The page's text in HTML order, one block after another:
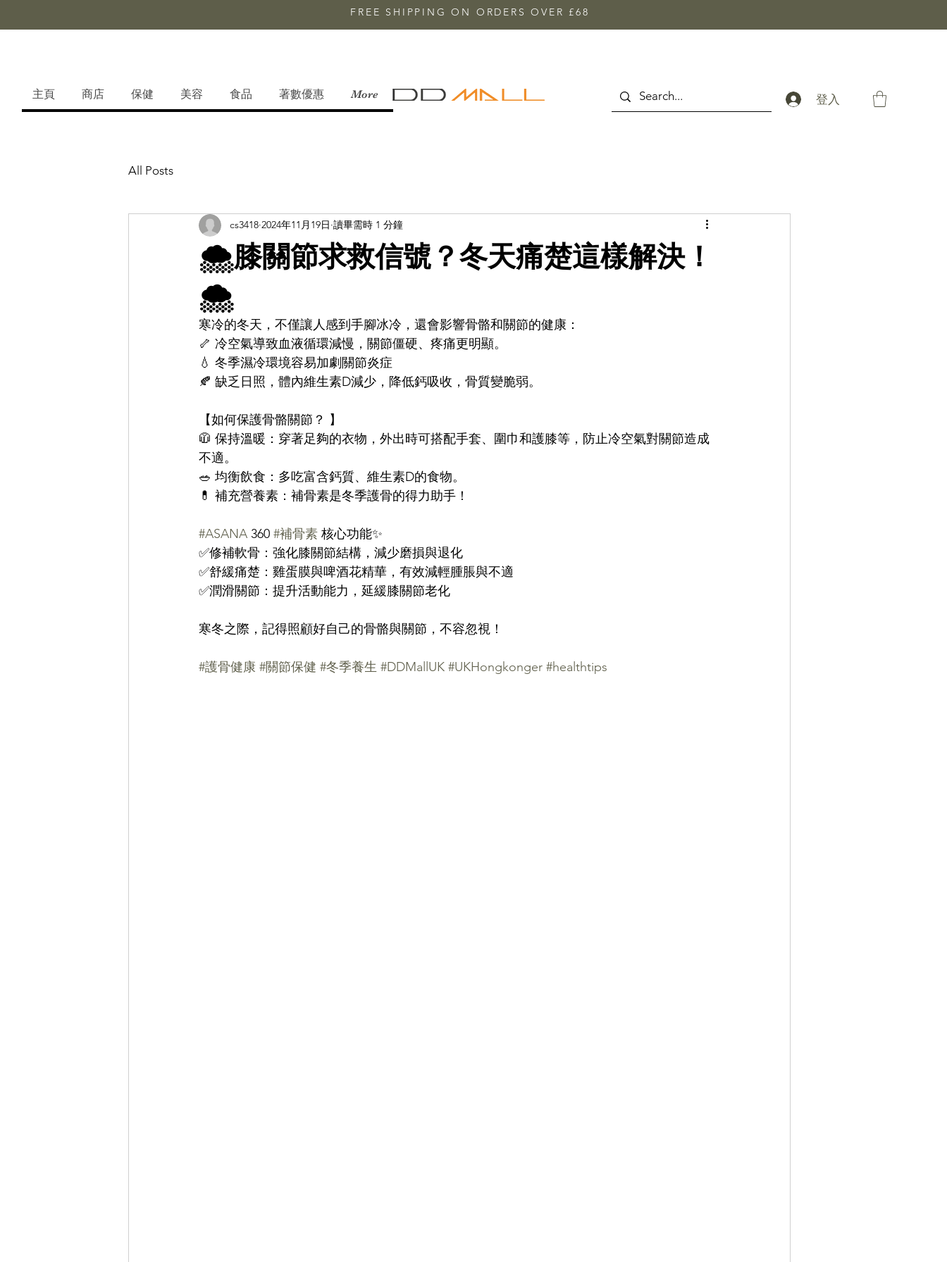
FREE SHIPPING ON ORDERS OVER £68
主頁 商店 保健 美容 食品 著數優惠 More 登入
All Posts
🌨膝關節求救信號？冬天痛楚這樣解決！
🌨
cs3418 2024年11月19日 讀畢需時 1 分鐘
寒冷的冬天，不僅讓人感到手腳冰冷，還會影響骨骼和關節的健康：
🦴 冷空氣導致血液循環減慢，關節僵硬、疼痛更明顯。
💧 冬季濕冷環境容易加劇關節炎症
🍂 缺乏日照，體內維生素D減少，降低鈣吸收，骨質變脆弱。
【如何保護骨骼關節？ 】
🧥 保持溫暖：穿著足夠的衣物，外出時可搭配手套、圍巾和護膝等，防止冷空氣對關節造成
不適。
🥗 均衡飲食：多吃富含鈣質、維生素D的食物。
💊 補充營養素：補骨素是冬季護骨的得力助手！
#ASANA 360 #補骨素 核心功能✨
✅修補軟骨：強化膝關節結構，減少磨損與退化
✅舒緩痛楚：雞蛋膜與啤酒花精華，有效減輕腫脹與不適
✅潤滑關節：提升活動能力，延緩膝關節老化
寒冬之際，記得照顧好自己的骨骼與關節，不容忽視！
#護骨健康 #關節保健 #冬季養生 #DDMallUK #UKHongkonger #healthtips